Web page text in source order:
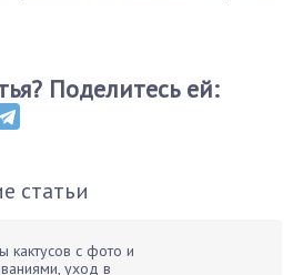
Поделитесь ей:
статьи